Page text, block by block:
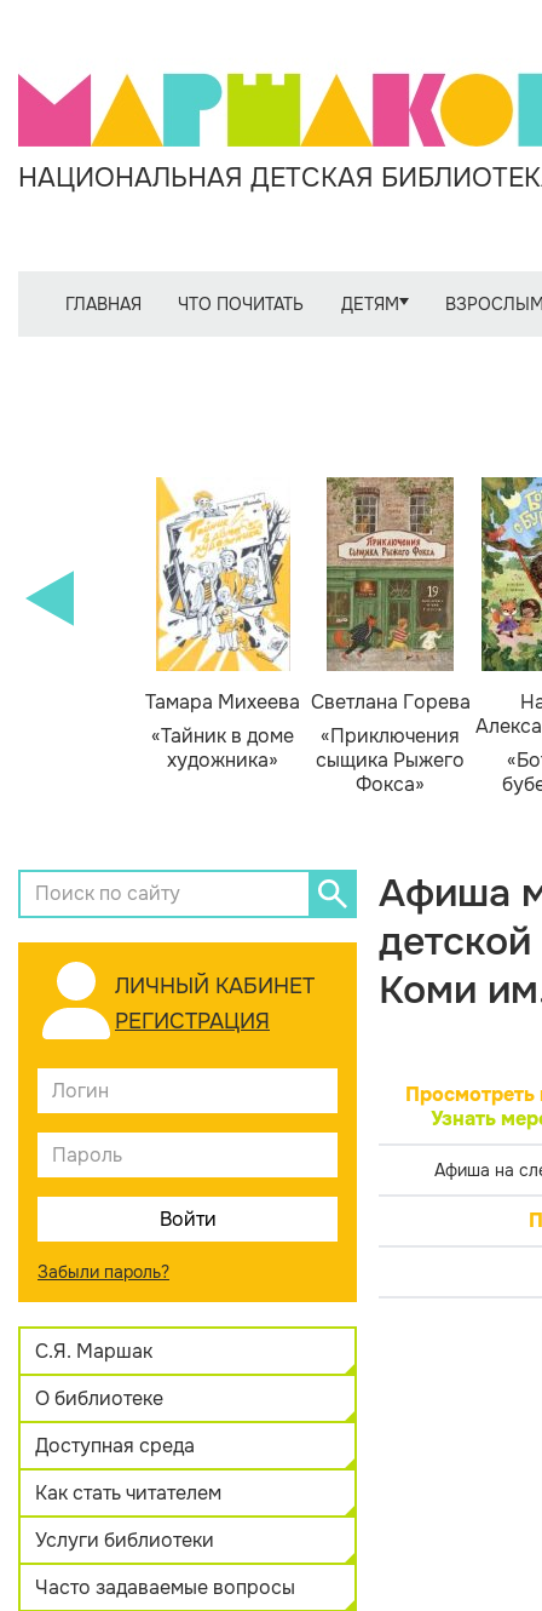
НАЦИОНАЛЬНАЯ ДЕТСКАЯ
ГЛАВНАЯ ЧТО ПОЧИТАТЬ ДЕТЯМ
Тамара Михеева
«Тайник в доме
художника»
Светлана Горева
«Приключения
сыщика Рыжего
Фокса»
ЛИЧНЫЙ КАБИНЕТ
РЕГИСТРАЦИЯ
Забыли пароль?
С.Я. Маршак
О библиотеке
Доступная среда
Как стать читателем
Услуги библиотеки
Часто задаваемые вопросы
Афиша
Коми
Просмотреть
Узнать
Афиша на